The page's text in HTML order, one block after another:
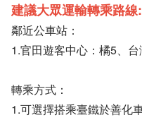
建議大眾運輸轉乘路線:
鄰近公車站：
1.官田遊客中心：橘5、
轉乘方式：
1.可選擇搭乘臺鐵於善化